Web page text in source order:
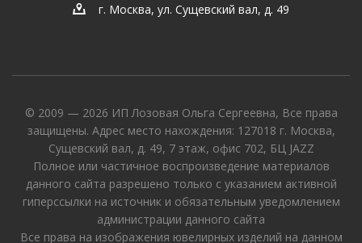
г. Москва, ул. Сущевский вал, д. 49
© 2009 — 2026 ИП Лозовая Ольга Сергеевна, Все права
защищены. Адрес место нахождения: 127018 г. Москва,
Сущевский вал, д. 49, 7 этаж, офис 702, БЦ JAZZ
Полное или частичное воспроизведение материалов
данного сайта разрешено только с указанием активной
гиперссылки на источник и обязательным уведомлением
администрации данного сайта
Все права на изображения ювелирных изделий на данном